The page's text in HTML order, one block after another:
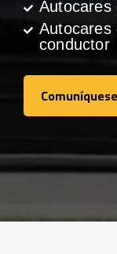
Autocares
Autocares
conductor